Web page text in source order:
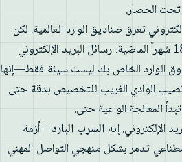
الحصار.
إلكتروني تغرق صناديق الوارد العالمية. لكن
جوهرياً تغير في الـ 18 شهراً الماضية. رسائل البريد الإلكتروني
الوارد الخاص بك ليست سيئة فقط—إنها
الوادي الغريب للتخصيص بدقة حتى
المعالجة الواعية حتى.
إنهالسرب البارد—أزمة
تدمر بشكل منهجي التواصل المهني